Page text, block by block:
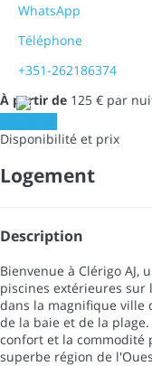
WhatsApp
Téléphone
+351-262186374
À partir de 125 € par
Disponibilité et prix
Logement
Description
Bienvenue à Clérigo AJ,
piscines extérieures sur
dans la magnifique ville
de la baie et de la
confort et la commodité
superbe région de